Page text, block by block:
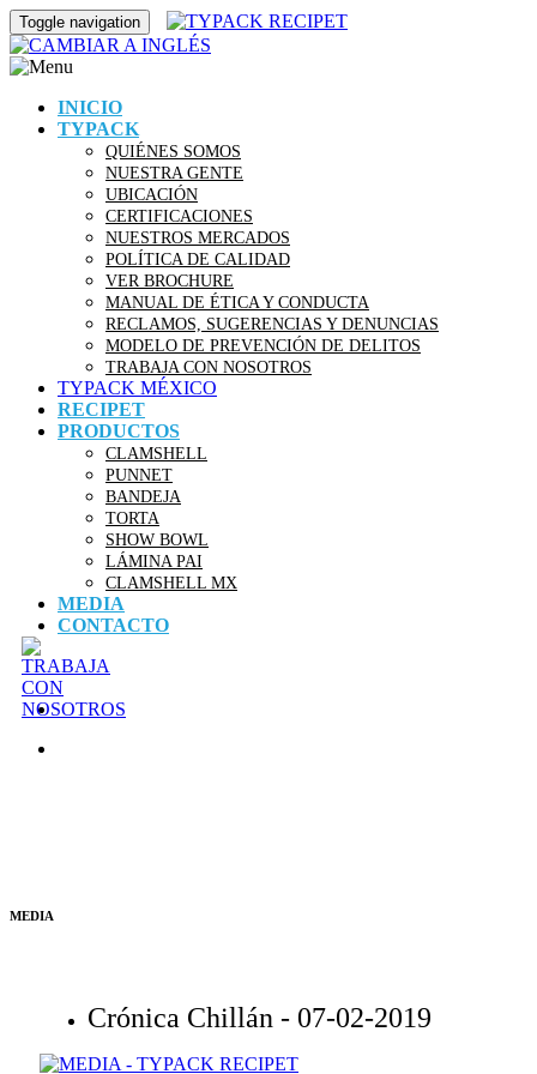
Toggle navigation
INICIO
TYPACK
QUIÉNES SOMOS
NUESTRA GENTE
UBICACIÓN
CERTIFICACIONES
NUESTROS MERCADOS
POLÍTICA DE CALIDAD
VER BROCHURE
MANUAL DE ÉTICA Y CONDUCTA
RECLAMOS, SUGERENCIAS Y DENUNCIAS
MODELO DE PREVENCIÓN DE DELITOS
TRABAJA CON NOSOTROS
TYPACK MÉXICO
RECIPET
PRODUCTOS
CLAMSHELL
PUNNET
BANDEJA
TORTA
SHOW BOWL
LÁMINA PAI
CLAMSHELL MX
MEDIA
CONTACTO
MEDIA
Crónica Chillán - 07-02-2019